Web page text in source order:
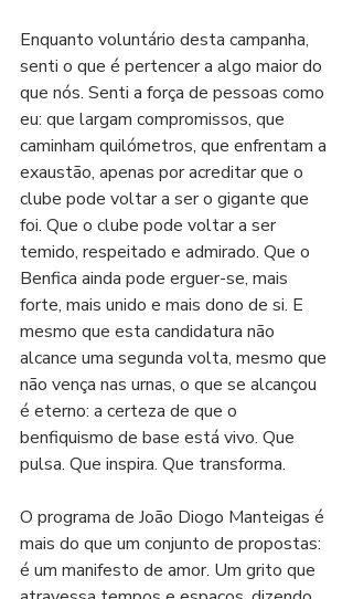
Enquanto voluntário desta campanha,
senti o que é pertencer a algo maior do
que nós. Senti a força de pessoas como
eu: que largam compromissos, que
caminham quilómetros, que enfrentam a
exaustão, apenas por acreditar que o
clube pode voltar a ser o gigante que
foi. Que o clube pode voltar a ser
temido, respeitado e admirado. Que o
Benfica ainda pode erguer-se, mais
forte, mais unido e mais dono de si. E
mesmo que esta candidatura não
alcance uma segunda volta, mesmo que
não vença nas urnas, o que se alcançou
é eterno: a certeza de que o
benfiquismo de base está vivo. Que
pulsa. Que inspira. Que transforma.
O programa de João Diogo Manteigas é
mais do que um conjunto de propostas:
é um manifesto de amor. Um grito que